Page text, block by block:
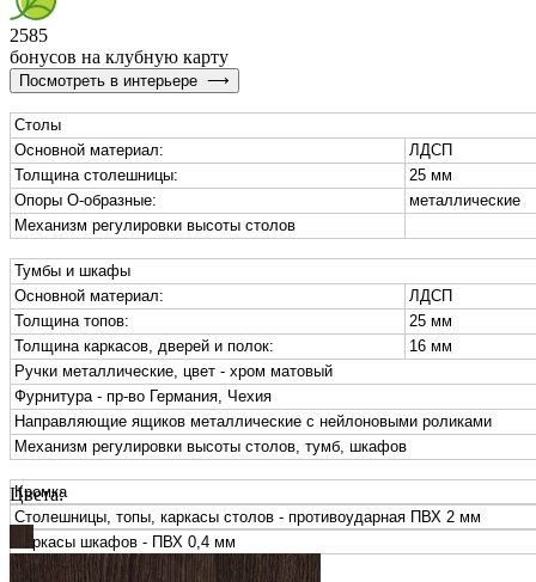
2585
бонусов на клубную карту
Посмотреть в интерьере ⟶
Столы
Основной материал:
ЛДСП
Толщина столешницы:
25 мм
Опоры О-образные:
металлические
Механизм регулировки высоты столов
Тумбы и шкафы
Основной материал:
ЛДСП
Толщина топов:
25 мм
Толщина каркасов, дверей и полок:
16 мм
Ручки металлические, цвет - хром матовый
Фурнитура - пр-во Германия, Чехия
Направляющие ящиков металлические с нейлоновыми роликами
Механизм регулировки высоты столов, тумб, шкафов
Кромка
Столешницы, топы, каркасы столов - противоударная ПВХ 2 мм
Каркасы шкафов - ПВХ 0,4 мм
Подробнее Свернуть
Цвета: